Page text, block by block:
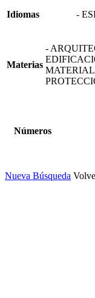
Idiomas -
Materias
-
Números
Nueva Búsqueda